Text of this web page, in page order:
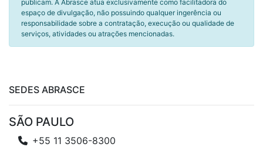
publicam. A Abrasce atua exclusivamente como facilitadora do
espaço de divulgação, não possuindo qualquer ingerência ou
responsabilidade sobre a contratação, execução ou qualidade de
serviços, atividades ou atrações mencionadas.
SEDES ABRASCE
SÃO PAULO
+55 11 3506-8300